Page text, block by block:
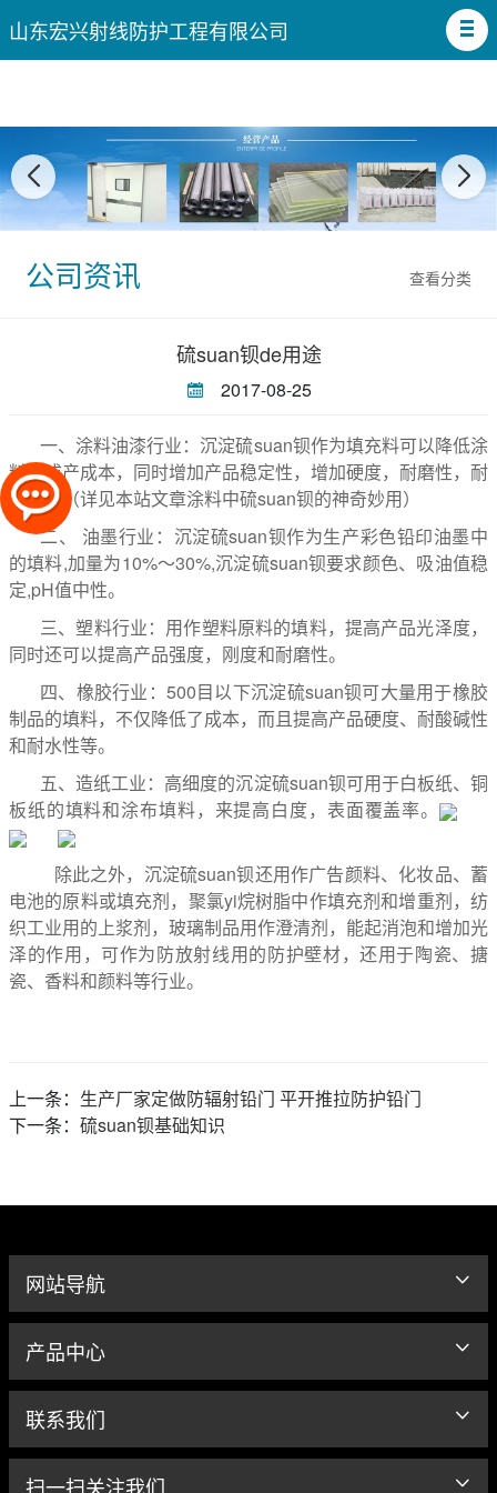
山东宏兴射线防护工程有限公司
查看分类
公司资讯
硫suan钡de用途
2017-08-25
一、涂料油漆行业：沉淀硫suan钡作为填充料可以降低涂
料的成产成本，同时增加产品稳定性，增加硬度，耐磨性，耐
晒性。（详见本站文章涂料中硫suan钡的神奇妙用）
二、 油墨行业：沉淀硫suan钡作为生产彩色铅印油墨中
的填料,加量为10%～30%,沉淀硫suan钡要求颜色、吸油值稳
定,pH值中性。
三、塑料行业：用作塑料原料的填料，提高产品光泽度，
同时还可以提高产品强度，刚度和耐磨性。
四、橡胶行业：500目以下沉淀硫suan钡可大量用于橡胶
制品的填料，不仅降低了成本，而且提高产品硬度、耐酸碱性
和耐水性等。
五、造纸工业：高细度的沉淀硫suan钡可用于白板纸、铜
板纸的填料和涂布填料，来提高白度，表面覆盖率。
除此之外，沉淀硫suan钡还用作广告颜料、化妆品、蓄
电池的原料或填充剂，聚氯yi烷树脂中作填充剂和增重剂，纺
织工业用的上浆剂，玻璃制品用作澄清剂，能起消泡和增加光
泽的作用，可作为防放射线用的防护壁材，还用于陶瓷、搪
瓷、香料和颜料等行业。
上一条： 生产厂家定做防辐射铅门 平开推拉防护铅门
下一条： 硫suan钡基础知识
网站导航
产品中心
联系我们
扫一扫关注我们